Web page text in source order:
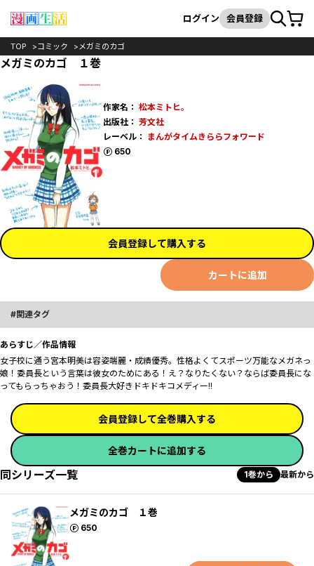
検索
ログイン 会員登録カート
TOP コミック メガミのカゴ
メガミのカゴ １巻
作家名： 松本ミトヒ。
出版社： 芳文社
レーベル：
まんがタイムきららフォワード
650
ポイント
会員登録して購入する
カートに追加
関連タグ
あらすじ／作品情報
女子校に通う宮本明美は容姿端麗・成績優秀。性格よくてスポーツ万能なメガネっ
娘！委員長という言葉は彼女のためにある！え？なりたくない？ならば委員長にな
ってもらっちゃおう！委員長大好きドキドキコメディー!!
会員登録して全巻購入する
全巻カートに追加する
同シリーズ一覧 1巻から 最新から
メガミのカゴ １巻
650
ポイント